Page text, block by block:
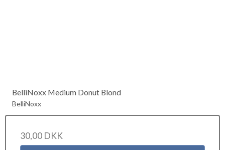
BelliNoxx Medium Donut Blond
BelliNoxx
30,00 DKK